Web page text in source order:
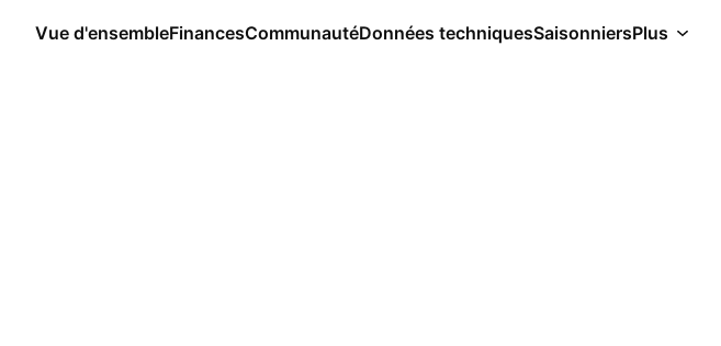
Vue d'ensembleFinancesCommunautéDonnées techniquesSaisonniersPlus